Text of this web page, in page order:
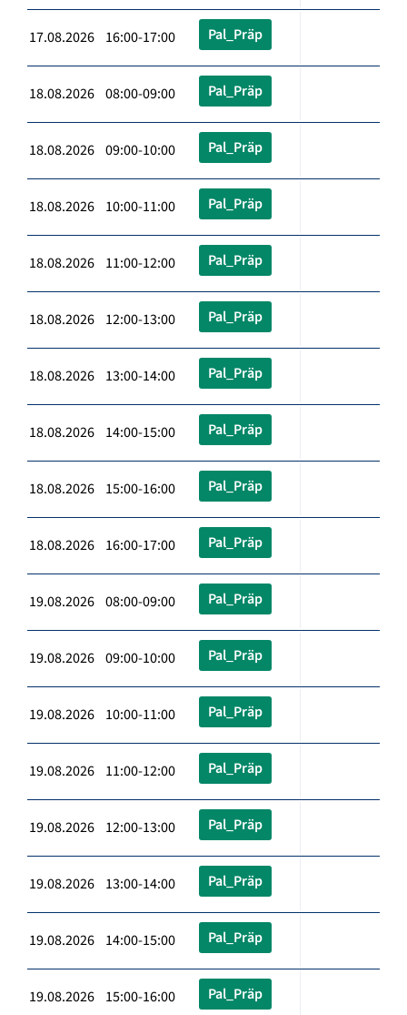
17.08.2026 16:00-17:00 Pal_Präp
18.08.2026 08:00-09:00 Pal_Präp
18.08.2026 09:00-10:00 Pal_Präp
18.08.2026 10:00-11:00 Pal_Präp
18.08.2026 11:00-12:00 Pal_Präp
18.08.2026 12:00-13:00 Pal_Präp
18.08.2026 13:00-14:00 Pal_Präp
18.08.2026 14:00-15:00 Pal_Präp
18.08.2026 15:00-16:00 Pal_Präp
18.08.2026 16:00-17:00 Pal_Präp
19.08.2026 08:00-09:00 Pal_Präp
19.08.2026 09:00-10:00 Pal_Präp
19.08.2026 10:00-11:00 Pal_Präp
19.08.2026 11:00-12:00 Pal_Präp
19.08.2026 12:00-13:00 Pal_Präp
19.08.2026 13:00-14:00 Pal_Präp
19.08.2026 14:00-15:00 Pal_Präp
19.08.2026 15:00-16:00 Pal_Präp